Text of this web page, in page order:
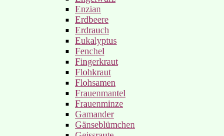
Enzian
Erdbeere
Erdrauch
Eukalyptus
Fenchel
Fingerkraut
Flohkraut
Flohsamen
Frauenmantel
Frauenminze
Gamander
Gänseblümchen